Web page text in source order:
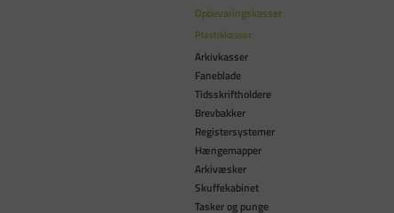
Opbevaringskasser
Plastikkasser
Arkivkasser
Faneblade
Tidsskriftholdere
Brevbakker
Registersystemer
Hængemapper
Arkivæsker
Skuffekabinet
Tasker og punge